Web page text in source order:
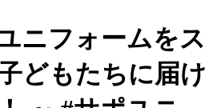
ニフォームをス
どもたちに届け